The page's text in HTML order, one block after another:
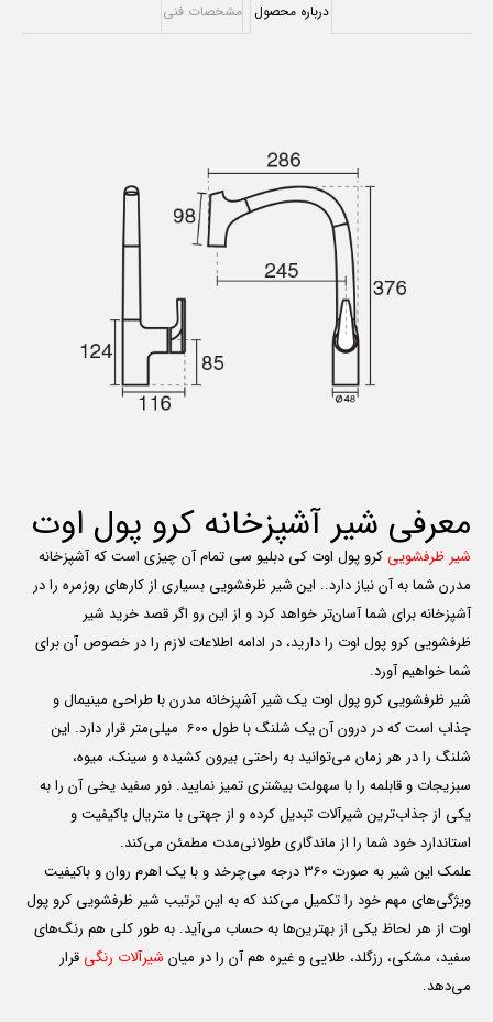
درباره محصول مشخصات فنی
معرفی شیر آشپزخانه کرو پول اوت
شیر ظرفشویی کرو پول اوت کی دبلیو سی تمام آن چیزی است که آشپزخانه
مدرن شما به آن نیاز دارد.. این شیر ظرفشویی بسیاری از کارهای روزمره را در
آشپزخانه برای شما آسان‌تر خواهد کرد و از این رو اگر قصد خرید شیر
ظرفشویی کرو پول اوت را دارید، در ادامه اطلاعات لازم را در خصوص آن برای
شما خواهیم آورد.
شیر ظرفشویی کرو پول اوت یک شیر آشپزخانه مدرن با طراحی مینیمال و
جذاب است که در درون آن یک شلنگ با طول 600 میلی‌متر قرار دارد. این
شلنگ را در هر زمان می‌توانید به راحتی بیرون کشیده و سینک، میوه،
سبزیجات و قابلمه را با سهولت بیشتری تمیز نمایید. نور سفید یخی آن را به
یکی از جذاب‌ترین شیرآلات تبدیل کرده و از جهتی با متریال باکیفیت و
استاندارد خود شما را از ماندگاری طولانی‌مدت مطمئن می‌کند.
علمک این شیر به صورت 360 درجه می‌چرخد و با یک اهرم روان و باکیفیت
ویژگی‌های مهم خود را تکمیل می‌کند که به این ترتیب شیر ظرفشویی کرو پول
اوت از هر لحاظ یکی از بهترین‌ها به حساب می‌آید. به طور کلی هم رنگ‌های
سفید، مشکی، رزگلد، طلایی و غیره هم آن را در میان شیرآلات رنگی قرار
می‌دهد.